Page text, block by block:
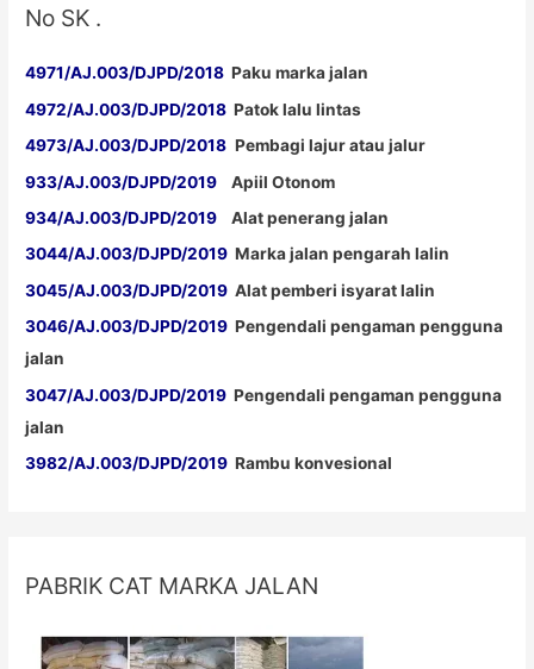
No SK .
4971/AJ.003/DJPD/2018 Paku marka jalan
4972/AJ.003/DJPD/2018 Patok lalu lintas
4973/AJ.003/DJPD/2018 Pembagi lajur atau jalur
933/AJ.003/DJPD/2019 Apiil Otonom
934/AJ.003/DJPD/2019 Alat penerang jalan
3044/AJ.003/DJPD/2019 Marka jalan pengarah lalin
3045/AJ.003/DJPD/2019 Alat pemberi isyarat lalin
3046/AJ.003/DJPD/2019 Pengendali pengaman pengguna
jalan
3047/AJ.003/DJPD/2019 Pengendali pengaman pengguna
jalan
3982/AJ.003/DJPD/2019 Rambu konvesional
PABRIK CAT MARKA JALAN